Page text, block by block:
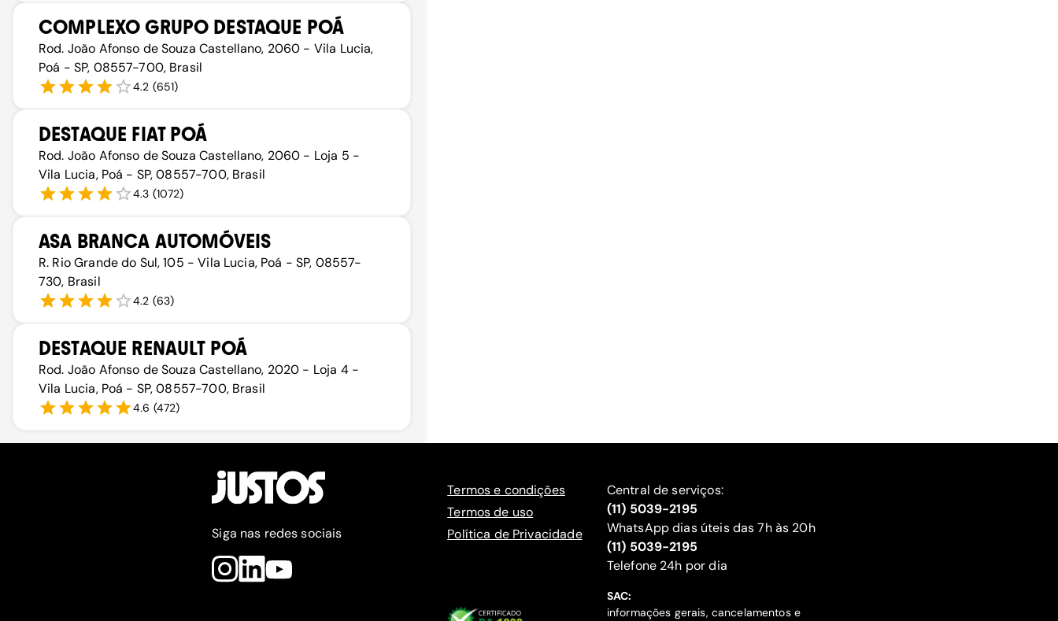
COMPLEXO GRUPO DESTAQUE POÁ
Rod. João Afonso de Souza Castellano, 2060 - Vila Lucia,
Poá - SP, 08557-700, Brasil
4.2 (651)
DESTAQUE FIAT POÁ
Rod. João Afonso de Souza Castellano, 2060 - Loja 5 -
Vila Lucia, Poá - SP, 08557-700, Brasil
4.3 (1072)
ASA BRANCA AUTOMÓVEIS
R. Rio Grande do Sul, 105 - Vila Lucia, Poá - SP, 08557-
730, Brasil
4.2 (63)
DESTAQUE RENAULT POÁ
Rod. João Afonso de Souza Castellano, 2020 - Loja 4 -
Vila Lucia, Poá - SP, 08557-700, Brasil
4.6 (472)
Siga nas redes sociais
Termos e condições
Termos de uso
Política de Privacidade
Central de serviços:
(11) 5039-2195
WhatsApp dias úteis das 7h às 20h
(11) 5039-2195
‍Telefone 24h por dia
SAC:
informações gerais, cancelamentos e